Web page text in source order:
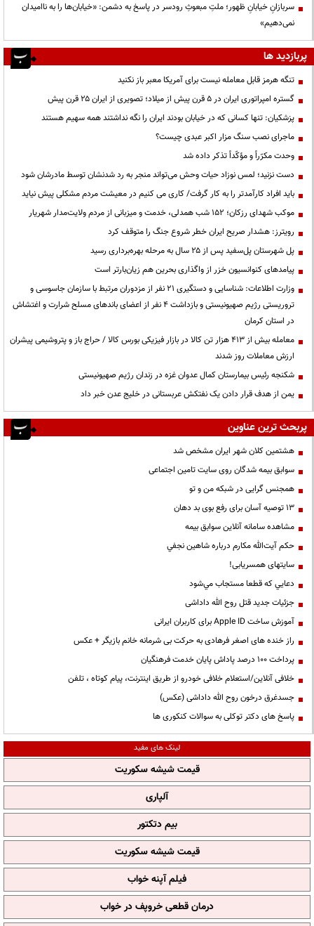
سربازانِ خیابانِ ظهور؛ ملتِ مبعوثِ رودسر در پاسخ به دشمن: «خیابان‌ها را به ناامیدان
نمی‌دهیم»
پربازدید ها
تنگه هرمز قابل معامله نیست برای آمریکا معبر باز نکنید
گستره امپراتوری ایران در ۵ قرن پیش از میلاد؛ تصویری از ایران ۲۵ قرن پیش
پزشکیان: تنها کسانی که در خیابان بودند ایران را نگه نداشتند همه سهیم هستند
ماجرای نصب سنگ مزار اکبر عبدی چیست؟
وحدت مکرّراً و مؤکّداً تذکر داده شد
دست نزنید؛ لمس نوزاد حیات وحش می‌تواند منجر به رد شدنشان توسط مادرشان شود
باید افراد کارآمدتر را به کار گرفت/ کاری می کنیم در معیشت مردم مشکلی پیش نیاید
موکب شهدای رزکان؛ ۱۵۲ شب همدلی، خدمت و میزبانی از مردم ولایت‌مدار شهریار
رویترز: هشدار صریح ایران خطر شروع جنگ را متوقف کرد
پل شهرستان پل‌سفید پس از ۲۵ سال به مرحله بهره‌برداری رسید
پیامدهای کنوانسیون خزر از واگذاری بحرین هم زیان‌بارتر است
وزارت اطلاعات: شناسایی و دستگیری ۲۱ نفر از مزدوران مرتبط با سازمان جاسوسی و
تروریستی رژیم صهیونیستی و بازداشت ۴ نفر از اعضای باندهای مسلح شرارت و اغتشاش
در استان کرمان
معامله بیش از ۴۱۳ هزار تن کالا در بازار فیزیکی بورس کالا / حراج باز و پتروشیمی پیشران
ارزش معاملات روز شدند
شکنجه رئیس بیمارستان کمال عدوان غزه در زندان رژیم صهیونیستی
یمن از هدف قرار دادن یک نفتکش عربستانی در خلیج عدن خبر داد
پربحث ترین عناوین
هشتمین کلان شهر ایران مشخص شد
سوابق بیمه شدگان روی سایت تامین اجتماعی
همجنس گرایی در شبکه من و تو
13 توصیه آسان برای رفع بوی بد دهان
مشاهده سامانه آنلاين سوابق بیمه
حكم آيت‌الله مكارم درباره شاهين نجفي
سایتهای همسریابی!
دعايي كه قطعا مستجاب مي‌شود
جزئیات جدید قتل روح الله داداشی
آموزش ساخت Apple ID برای کاربران ایرانی
راز خنده های اصغر فرهادی به حرکت بی شرمانه خانم بازیگر + عکس
پرداخت ۱۰۰ درصد پاداش پایان خدمت فرهنگیان
خلافی آنلاین/استعلام خلافی خودرو از طریق اینترنت، پیام کوتاه ، تلفن
جسدغرق درخون روح الله داداشی (عکس)
پاسخ های دکتر توکلی به سوالات کنکوری ها
لینک های مفید
قیمت شیشه سکوریت
آلپاری
بیم دتکتور
قیمت شیشه سکوریت
فیلم آپنه خواب
درمان قطعی خروپف در خواب